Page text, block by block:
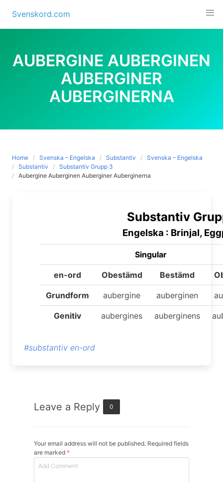
content
Svenskord.com
AUBERGINE AUBERGINEN
AUBERGINER
AUBERGINERNA
Home Svenska – Engelska Substantiv
Svenska – Engelska
Substantiv
Substantiv Grupp 3
Aubergine Auberginen Auberginer Auberginerna
Substantiv
Engelska : Brinjal,
Singular
en-ord Obestämd Bestämd
Grundform aubergine auberginen
Genitiv aubergines auberginens
#substantiv en-ord
Leave a Reply 0
Your email address will not be published. Required fields
are marked *